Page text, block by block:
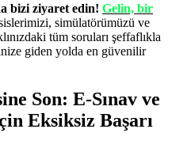
bizi ziyaret edin! Gelin, bir
simülatörümüzü ve
tüm soruları şeffaflıkla
giden yolda en güvenilir
Son: E-Sınav ve
Eksiksiz Başarı